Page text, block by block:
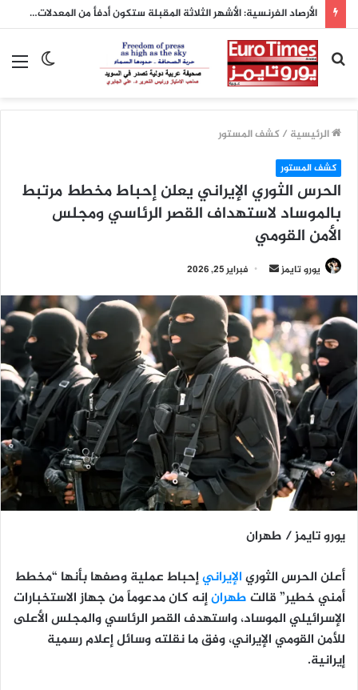
الأرصاد الفرنسية: الأشهر الثلاثة المقبلة ستكون أدفأ من المعدلات الطبيعية
الوضع
بحث
عن
الرئيسية /كشف المستور
كشف المستور
الحرس الثوري الإيراني يعلن إحباط مخطط مرتبط
بالموساد لاستهداف القصر الرئاسي ومجلس
الأمن القومي
يورو تايمز
أرسل
إلكترونيا
فبراير 25, 2026
يورو تايمز / طهران
أعلن الحرس الثوريالإيرانيإحباط عملية وصفها بأنها “مخطط
أمني خطير” قالتطهرانإنه كان مدعوماً من جهاز الاستخبارات
الإسرائيلي الموساد، واستهدف القصر الرئاسي والمجلس الأعلى
للأمن القومي الإيراني، وفق ما نقلته وسائل إعلام رسمية
إيرانية.